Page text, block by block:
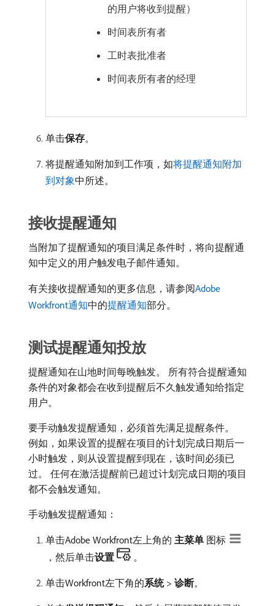
的用户将收到提醒）
时间表所有者
工时表批准者
时间表所有者的经理
单击​保存。
将提醒通知附加到工作项，如将提醒通知附加
到对象中所述。
接收提醒通知
当附加了提醒通知的项目满足条件时，将向提醒通
知中定义的用户触发电子邮件通知。
有关接收提醒通知的更多信息，请参阅Adobe
Workfront通知中的提醒通知部分。
测试提醒通知投放
提醒通知在山地时间每晚触发。 所有符合提醒通知
条件的对象都会在收到提醒后不久触发通知给指定
用户。
要手动触发提醒通知，必须首先满足提醒条件。
例如，如果设置的提醒在项目的计划完成日期后一
小时触发，则从设置提醒到现在，该时间必须已
过。 任何在激活提醒前已超过计划完成日期的项目
都不会触发通知。
手动触发提醒通知：
单击Adobe Workfront左上角的​ 主菜单 ​图标
，然后单击​设置 。
单击Workfront左下角的​系统> 诊断。